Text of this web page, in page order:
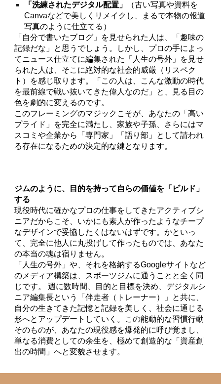
「洗練されたデジタル配置」
（古い写真や資料を
Canvaなどで美しくリメイクし、まるで本物の報道
写真のように仕立てる）
「自分で書いたブログ」を見せられた人は、「趣味の
記録だな」と思うでしょう。しかし、プロの手によっ
てニュース仕立てに編集された「人生の号外」を見せ
られた人は、そこに絶対的な社会的威厳（リスペク
ト）を感じ取ります。「この人は、こんな激動の時代
を最前線で戦い抜いてきた偉人なのだ」と、見る目の
色を劇的に変えるのです。
このフレーミングのマジックこそが、あなたの「高い
プライド」を完全に満たし、家族や子孫、さらにはマ
スコミや企業から「専門家」「語り部」として請われ
る存在になるための決定的な鍵となります。
ジムのように、目的を持って自らの価値を「ビルド」
する
現役時代に確かなプロの仕事をしてきたアクティブシ
ニアだからこそ、いかにも素人が作ったようなチープ
なデザインで妥協したくはないはずです。かといっ
て、完全に他人に丸投げして作ったものでは、あなた
の本当の魂は宿りません。
「人生の号外」や、それを格納するGoogleサイトなど
のメディア構築は、スポーツジムに通うことと全く同
じです。 週に数時間、目的と目標を決め、デジタルシ
ニア編集長という「伴走者（トレーナー）」と共に、
自分の生きてきた記憶と記録を美しく、社会に通じる
形へとアップデートしていく。この能動的な習慣行動
そのものが、あなたの現役感を爆発的に呼び覚まし、
単なる消費としての余生を、極めて創造的な「資産創
出の時間」へと変貌させます。